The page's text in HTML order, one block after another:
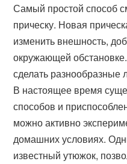
Самый простой способ
прическу. Новая
изменить внешность,
окружающей
сделать
В настоящее время
способов и
можно активно
домашних условиях.
известный утюжок,